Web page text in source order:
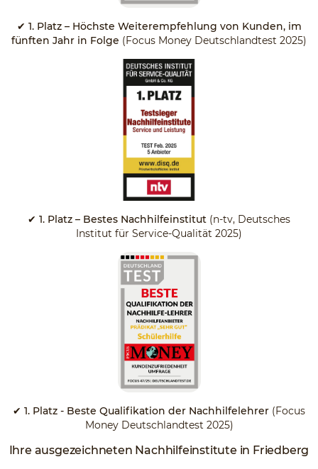
✔ 1. Platz – Höchste Weiterempfehlung von Kunden, im
fünften Jahr in Folge (Focus Money Deutschlandtest 2025)
✔ 1. Platz – Bestes Nachhilfeinstitut (n-tv, Deutsches
Institut für Service-Qualität 2025)
✔ 1. Platz - Beste Qualifikation der Nachhilfelehrer (Focus
Money Deutschlandtest 2025)
Ihre ausgezeichneten Nachhilfeinstitute in Friedberg